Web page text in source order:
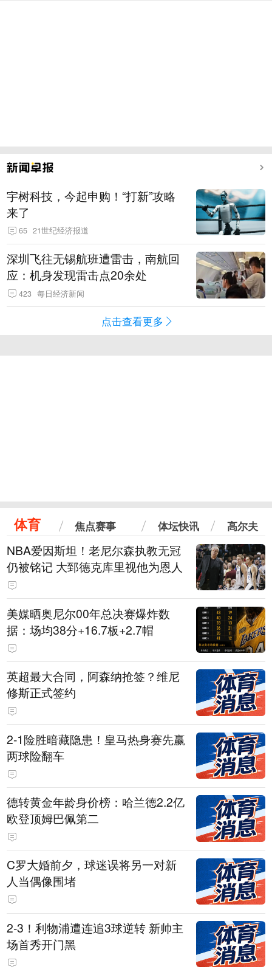
宇树科技，今起申购！“打新”攻略
来了
65 21世纪经济报道
深圳飞往无锡航班遭雷击，南航回
应：机身发现雷击点20余处
423 每日经济新闻
点击查看更多
体育 焦点赛事 体坛快讯 高尔夫
NBA爱因斯坦！老尼尔森执教无冠
仍被铭记 大郅德克库里视他为恩人
美媒晒奥尼尔00年总决赛爆炸数
据：场均38分+16.7板+2.7帽
英超最大合同，阿森纳抢签？维尼
修斯正式签约
2-1险胜暗藏隐患！皇马热身赛先赢
两球险翻车
德转黄金年龄身价榜：哈兰德2.2亿
欧登顶姆巴佩第二
C罗大婚前夕，球迷误将另一对新
人当偶像围堵
2-3！利物浦遭连追3球逆转 新帅主
场首秀开门黑